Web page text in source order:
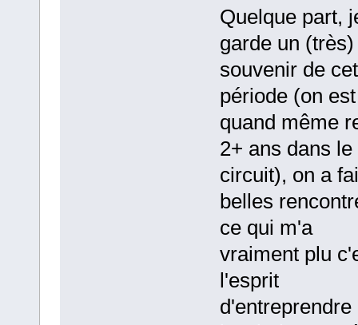
Quelque part,
garde un
souvenir de
période (on est
quand même
2+ ans dans le
circuit), on a
belles
ce qui m'a
vraiment plu
l'esprit
d'entreprendre